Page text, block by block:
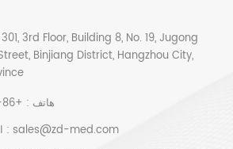
Binjiang District, Hangzhou City,
هاتف : +86-18795869515
البريد الإلكتروني : sales@zd-med.com